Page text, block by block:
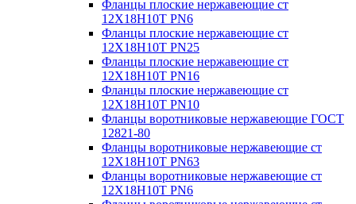
Фланцы плоские нержавеющие ст
12Х18Н10Т PN6
Фланцы плоские нержавеющие ст
12Х18Н10Т PN25
Фланцы плоские нержавеющие ст
12Х18Н10Т PN16
Фланцы плоские нержавеющие ст
12Х18Н10Т PN10
Фланцы воротниковые нержавеющие ГОСТ
12821-80
Фланцы воротниковые нержавеющие ст
12Х18Н10Т PN63
Фланцы воротниковые нержавеющие ст
12Х18Н10Т PN6